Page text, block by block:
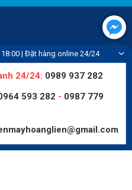
| Đặt hàng online 24/24
24/24: 0989 937 282
593 282 - 0987 779